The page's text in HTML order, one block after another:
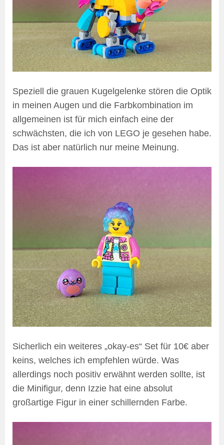
Speziell die grauen Kugelgelenke stören die Optik
in meinen Augen und die Farbkombination im
allgemeinen ist für mich einfach eine der
schwächsten, die ich von LEGO je gesehen habe.
Das ist aber natürlich nur meine Meinung.
Sicherlich ein weiteres „okay-es“ Set für 10€ aber
keins, welches ich empfehlen würde. Was
allerdings noch positiv erwähnt werden sollte, ist
die Minifigur, denn Izzie hat eine absolut
großartige Figur in einer schillernden Farbe.